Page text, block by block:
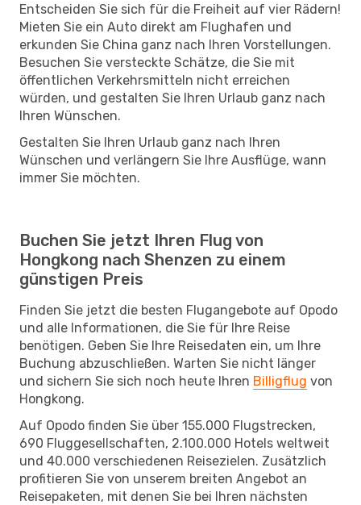
Entscheiden Sie sich für die Freiheit auf vier Rädern!
Mieten Sie ein Auto direkt am Flughafen und
erkunden Sie China ganz nach Ihren Vorstellungen.
Besuchen Sie versteckte Schätze, die Sie mit
öffentlichen Verkehrsmitteln nicht erreichen
würden, und gestalten Sie Ihren Urlaub ganz nach
Ihren Wünschen.
Gestalten Sie Ihren Urlaub ganz nach Ihren
Wünschen und verlängern Sie Ihre Ausflüge, wann
immer Sie möchten.
Buchen Sie jetzt Ihren Flug von
Hongkong nach Shenzen zu einem
günstigen Preis
Finden Sie jetzt die besten Flugangebote auf Opodo
und alle Informationen, die Sie für Ihre Reise
benötigen. Geben Sie Ihre Reisedaten ein, um Ihre
Buchung abzuschließen. Warten Sie nicht länger
und sichern Sie sich noch heute Ihren Billigflug von
Hongkong.
Auf Opodo finden Sie über 155.000 Flugstrecken,
690 Fluggesellschaften, 2.100.000 Hotels weltweit
und 40.000 verschiedenen Reisezielen. Zusätzlich
profitieren Sie von unserem breiten Angebot an
Reisepaketen, mit denen Sie bei Ihren nächsten